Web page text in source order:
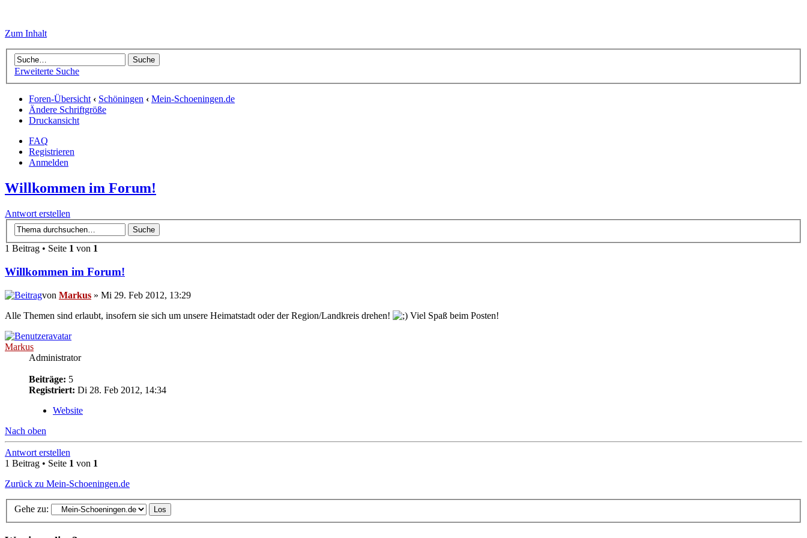
Zum Inhalt
Erweiterte Suche
Foren-Übersicht ‹ Schöningen ‹ Mein-Schoeningen.de
Ändere Schriftgröße
Druckansicht
FAQ
Registrieren
Anmelden
Willkommen im Forum!
Antwort erstellen
1 Beitrag • Seite 1 von 1
Willkommen im Forum!
von Markus » Mi 29. Feb 2012, 13:29
Alle Themen sind erlaubt, insofern sie sich um unsere Heimatstadt oder der Region/Landkreis drehen!
Viel Spaß beim Posten!
Markus
Administrator
Beiträge: 5
Registriert: Di 28. Feb 2012, 14:34
Website
Nach oben
Antwort erstellen
1 Beitrag • Seite 1 von 1
Zurück zu Mein-Schoeningen.de
Gehe zu: